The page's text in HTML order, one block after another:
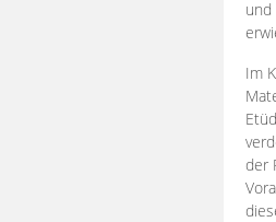
und
Im
der